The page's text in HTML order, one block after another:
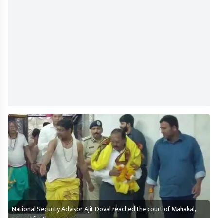
National Security Advisor Ajit Doval reached the court of Mahakal,